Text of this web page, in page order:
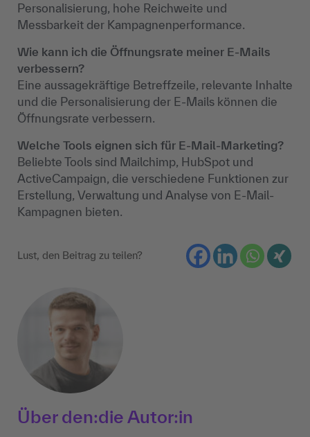
Personalisierung, hohe Reichweite und
Messbarkeit der Kampagnenperformance.
Wie kann ich die Öffnungsrate meiner E-Mails
verbessern?
Eine aussagekräftige Betreffzeile, relevante Inhalte
und die Personalisierung der E-Mails können die
Öffnungsrate verbessern.
Welche Tools eignen sich für E-Mail-Marketing?
Beliebte Tools sind Mailchimp, HubSpot und
ActiveCampaign, die verschiedene Funktionen zur
Erstellung, Verwaltung und Analyse von E-Mail-
Kampagnen bieten.
Lust, den Beitrag zu teilen?
Über den:die Autor:in